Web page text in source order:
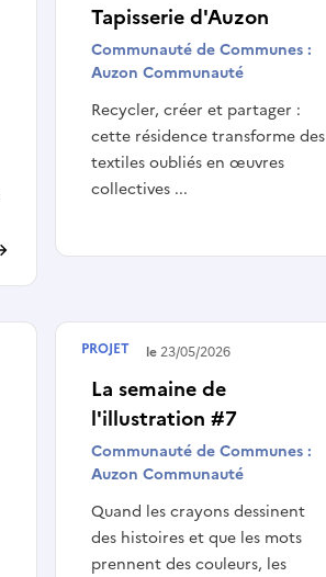
Tapisserie d'Auzon
Communauté de Communes :
Auzon Communauté
Recycler, créer et partager :
cette résidence transforme des
textiles oubliés en œuvres
collectives ...
La semaine de
l'illustration #7
Communauté de Communes :
Auzon Communauté
Quand les crayons dessinent
des histoires et que les mots
prennent des couleurs, les
Terminé le23/05/2026
PROJET